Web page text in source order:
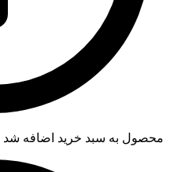
محصول به سبد خرید اضافه شد